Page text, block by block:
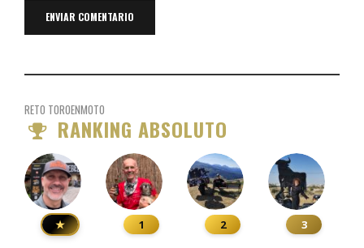
RETO TOROENMOTO
RANKING ABSOLUTO
★ 1 2 3